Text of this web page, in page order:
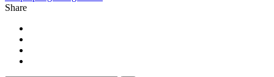
Share